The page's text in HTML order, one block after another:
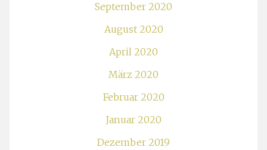
September 2020
August 2020
April 2020
März 2020
Februar 2020
Januar 2020
Dezember 2019